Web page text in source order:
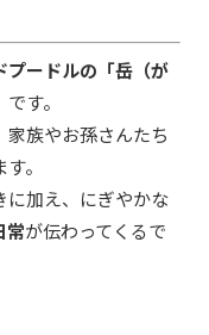
プードルの「岳（が
です。
族やお孫さんたち
。
に加え、にぎやかな
常が伝わってくるで